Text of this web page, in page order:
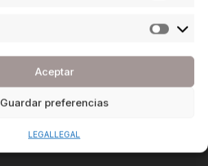
Aceptar
Guardar preferencias
LEGALLEGAL